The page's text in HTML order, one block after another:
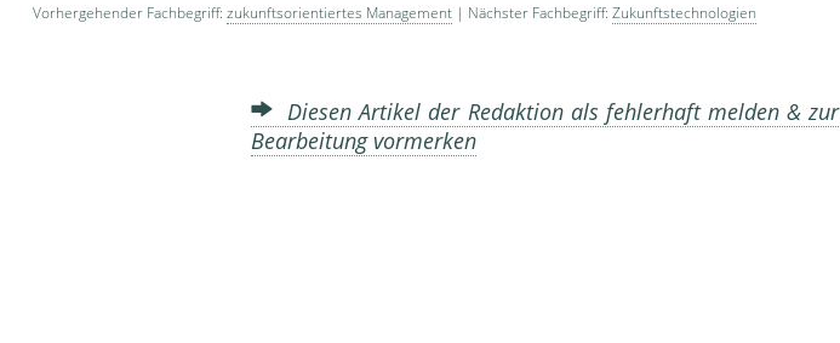
Vorhergehender Fachbegriff: zukunftsorientiertes Management | Nächster Fachbegriff: Zukunftstechnologien
Diesen Artikel der Redaktion als fehlerhaft melden & zur
Bearbeitung vormerken